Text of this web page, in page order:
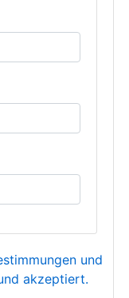
und
akzeptiert.